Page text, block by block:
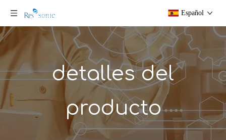
Español
detalles del
producto